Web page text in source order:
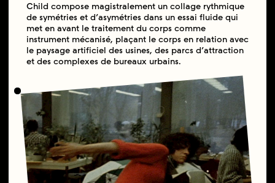
Child compose magistralement un collage rythmique
de symétries et d’asymétries dans un essai fluide qui
met en avant le traitement du corps comme
instrument mécanisé, plaçant le corps en relation avec
le paysage artificiel des usines, des parcs d’attraction
et des complexes de bureaux urbains.